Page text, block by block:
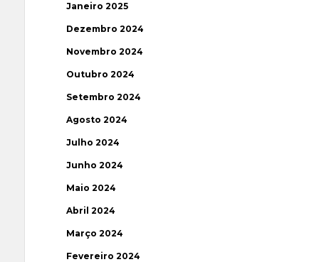
Janeiro 2025
Dezembro 2024
Novembro 2024
Outubro 2024
Setembro 2024
Agosto 2024
Julho 2024
Junho 2024
Maio 2024
Abril 2024
Março 2024
Fevereiro 2024